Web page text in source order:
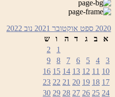
2020 ספט אוקטובר 2021 נוב 2022
א
ב ג ד ה ו
ש
1
2
3
4
5
6
7
8
9
10
11
12
13
14
15
16
17
18
19
20
21
22
23
24
25
26
27
28
29
30